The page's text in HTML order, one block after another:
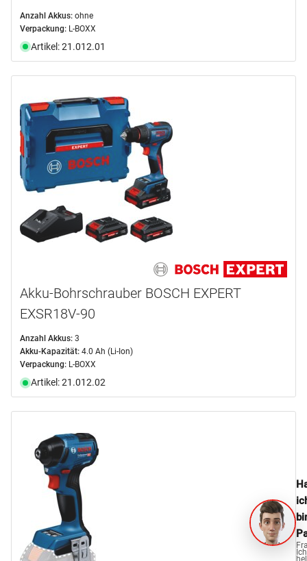
Anzahl Akkus: ohne
Verpackung: L-BOXX
Artikel: 21.012.01
Akku-Bohrschrauber BOSCH EXPERT
EXSR18V-90
Anzahl Akkus: 3
Akku-Kapazität: 4.0 Ah (Li-Ion)
Verpackung: L-BOXX
Artikel: 21.012.02
Ich